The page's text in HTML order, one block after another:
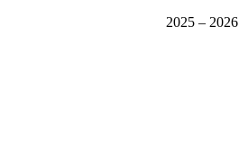
2025 – 2026